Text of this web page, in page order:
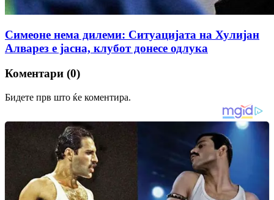
Симеоне нема дилеми: Ситуацијата на Хулијан
Алварез е јасна, клубот донесе одлука
Коментари (0)
Бидете прв што ќе коментира.